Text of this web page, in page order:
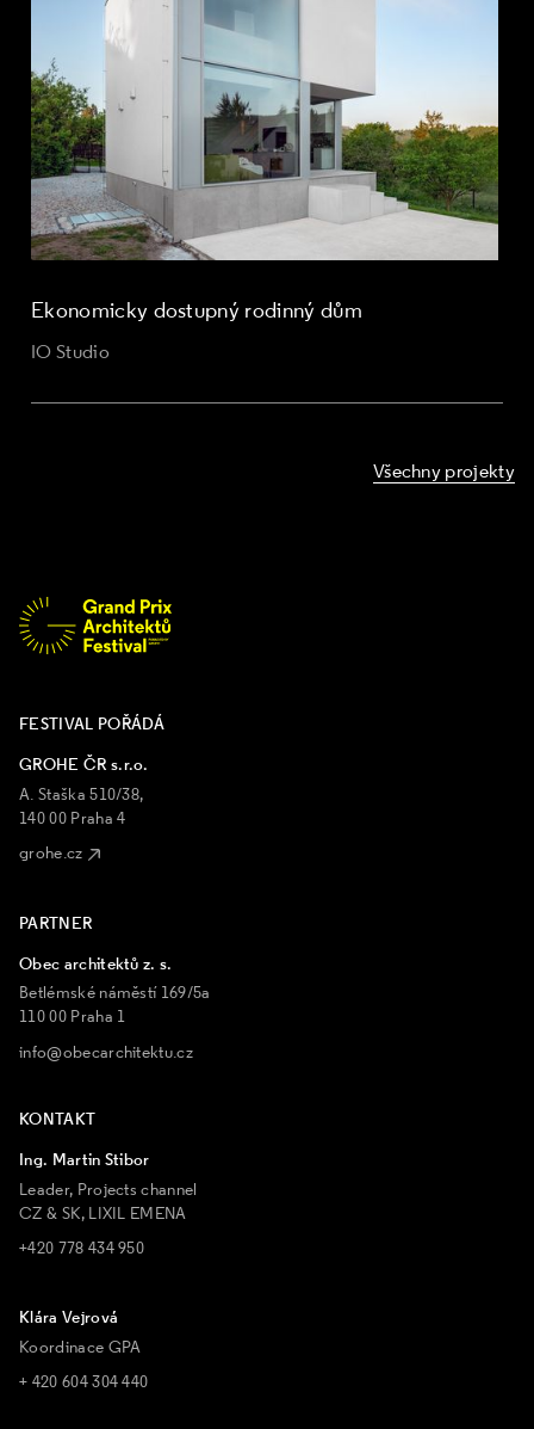
Ekonomicky dostupný rodinný dům
IO Studio
Všechny projekty
FESTIVAL POŘÁDÁ
GROHE ČR s.r.o.
A. Staška 510/38,
140 00 Praha 4
grohe.cz
PARTNER
Obec architektů z. s.
Betlémské náměstí 169/5a
110 00 Praha 1
info@obecarchitektu.cz
KONTAKT
Ing. Martin Stibor
Leader, Projects channel
CZ & SK, LIXIL EMENA
+420 778 434 950
Klára Vejrová
Koordinace GPA
+ 420 604 304 440